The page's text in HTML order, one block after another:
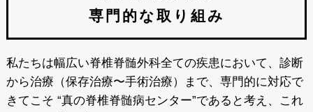
専門的な取り組み
私たちは幅広い脊椎脊髄外科全ての疾患において、診断
から治療（保存治療〜手術治療）まで、専門的に対応で
きてこそ “真の脊椎脊髄病センター”であると考え、これ